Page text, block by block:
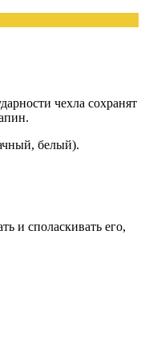
чехла сохранят
белый).
и споласкивать его,